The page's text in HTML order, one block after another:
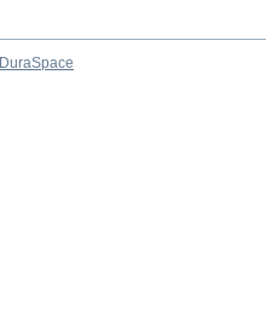
DuraSpace